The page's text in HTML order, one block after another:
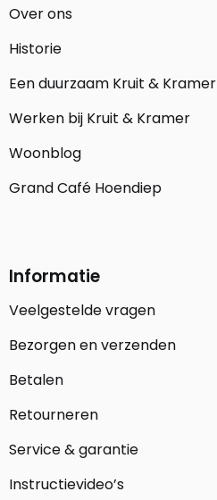
Over ons
Historie
Een duurzaam Kruit & Kramer
Werken bij Kruit & Kramer
Woonblog
Grand Café Hoendiep
Informatie
Veelgestelde vragen
Bezorgen en verzenden
Betalen
Retourneren
Service & garantie
Instructievideo’s